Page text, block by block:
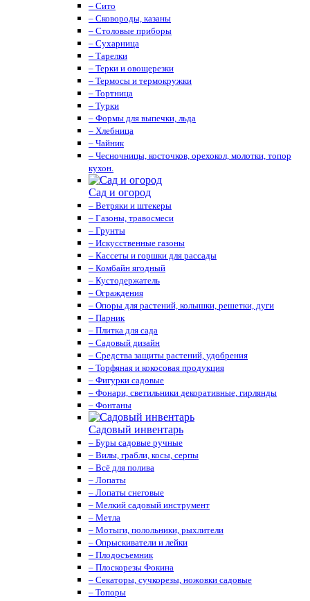
– Сито
– Сковороды, казаны
– Столовые приборы
– Сухарница
– Тарелки
– Терки и овощерезки
– Термосы и термокружки
– Тортница
– Турки
– Формы для выпечки, льда
– Хлебница
– Чайник
– Чесночницы, косточков, орехокол, молотки, топор
кухон.
Сад и огород
– Ветряки и штекеры
– Газоны, травосмеси
– Грунты
– Искусственные газоны
– Кассеты и горшки для рассады
– Комбайн ягодный
– Кустодержатель
– Ограждения
– Опоры для растений, колышки, решетки, дуги
– Парник
– Плитка для сада
– Садовый дизайн
– Средства защиты растений, удобрения
– Торфяная и кокосовая продукция
– Фигурки садовые
– Фонари, светильники декоративные, гирлянды
– Фонтаны
Садовый инвентарь
– Буры садовые ручные
– Вилы, грабли, косы, серпы
– Всё для полива
– Лопаты
– Лопаты снеговые
– Мелкий садовый инструмент
– Метла
– Мотыги, полольники, рыхлители
– Опрыскиватели и лейки
– Плодосъемник
– Плоскорезы Фокина
– Секаторы, сучкорезы, ножовки садовые
– Топоры